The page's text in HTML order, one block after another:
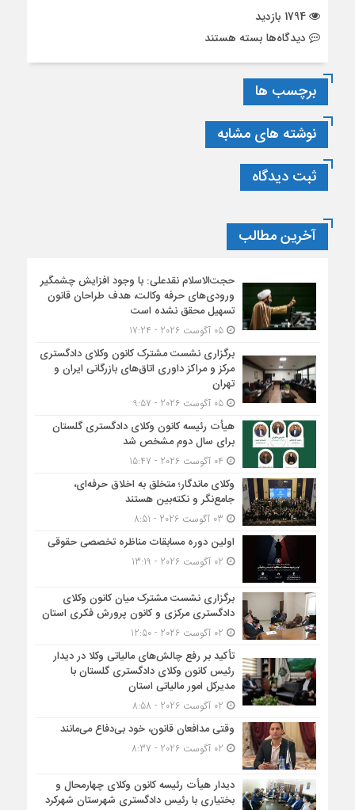
دیدگاه‌ها برای
کرد
:
دغدغه‌های
وکلا
تبصره
ماده
آیین
دادرسی
بسته هستند
برچسب ها
نوشته های مشابه
ثبت دیدگاه
آخرین مطالب
حجت‌الاسلام نقدعلی: با وجود افزایش چشمگیر
ورودی‌های حرفه وکالت، هدف طراحان قانون
تسهیل محقق نشده است
05 آگوست 2026 - 17:24
برگزاری نشست مشترک کانون وکلای دادگستری
مرکز و مراکز داوری اتاق‌های بازرگانی ایران و
تهران
05 آگوست 2026 - 9:57
هیأت ‌رئیسه کانون وکلای دادگستری گلستان
برای سال دوم مشخص شد
وکلای ماندگار؛ متخلق به اخلاق حرفه‌ای،
جامع‌نگر و نکته‌بین هستند
اولین دوره مسابقات مناظره تخصصی حقوقی
برگزاری نشست مشترک میان کانون وکلای
دادگستری مرکزی و کانون پرورش فکری استان
تأکید بر رفع چالش‌های مالیاتی وکلا در دیدار
رئیس کانون وکلای دادگستری گلستان با
مدیرکل امور مالیاتی استان
وقتی مدافعان قانون، خود بی‌دفاع می‌مانند
دیدار هیأت رئیسه کانون وکلای چهارمحال و
بختیاری با رئیس دادگستری شهرستان شهرکرد